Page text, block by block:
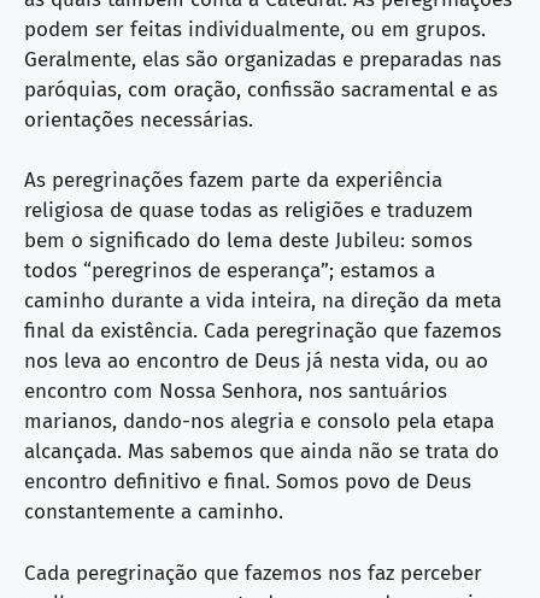
podem ser feitas individualmente, ou em grupos.
Geralmente, elas são organizadas e preparadas nas
paróquias, com oração, confissão sacramental e as
orientações necessárias.
As peregrinações fazem parte da experiência
religiosa de quase todas as religiões e traduzem
bem o significado do lema deste Jubileu: somos
todos “peregrinos de esperança”; estamos a
caminho durante a vida inteira, na direção da meta
final da existência. Cada peregrinação que fazemos
nos leva ao encontro de Deus já nesta vida, ou ao
encontro com Nossa Senhora, nos santuários
marianos, dando-nos alegria e consolo pela etapa
alcançada. Mas sabemos que ainda não se trata do
encontro definitivo e final. Somos povo de Deus
constantemente a caminho.
Cada peregrinação que fazemos nos faz perceber